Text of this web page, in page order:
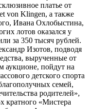
платье от
von Klingen, а также
Ивана Охлобыстина,
лотов оказался у
за 350 тысяч рублей.
Изотов, подводя
вырученные от
аукционе, пойдут на
детского спорта
семей,
родителей»,
кратного «Мистера